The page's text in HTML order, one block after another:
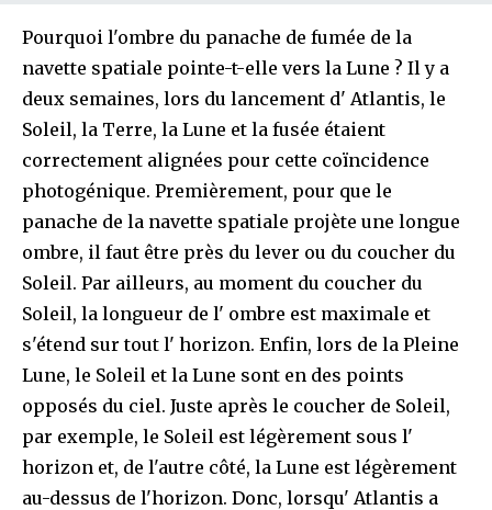
Pourquoi l'ombre du panache de fumée de la
navette spatiale pointe-t-elle vers la Lune ? Il y a
deux semaines, lors du lancement d' Atlantis, le
Soleil, la Terre, la Lune et la fusée étaient
correctement alignées pour cette coïncidence
photogénique. Premièrement, pour que le
panache de la navette spatiale projète une longue
ombre, il faut être près du lever ou du coucher du
Soleil. Par ailleurs, au moment du coucher du
Soleil, la longueur de l' ombre est maximale et
s'étend sur tout l' horizon. Enfin, lors de la Pleine
Lune, le Soleil et la Lune sont en des points
opposés du ciel. Juste après le coucher de Soleil,
par exemple, le Soleil est légèrement sous l'
horizon et, de l'autre côté, la Lune est légèrement
au-dessus de l'horizon. Donc, lorsqu' Atlantis a